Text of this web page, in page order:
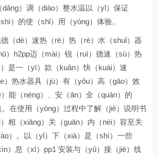
dāng）调（diào）整水温以（yǐ）保证
）的使（shǐ）用（yòng）体验。
（dé）速热（rè）热（rè）水（shuǐ）器
）h2pp迈（mài）锐（ruì）德速（sù）热
）是一（yī）款（kuǎn）快（kuài）速
）热水器具（jù）有（yǒu）高（gāo）效
）能（néng）、安（ān）全（quán）的
。在使用（yòng）过程中了解（jiě）说明书
）相（xiāng）关（guān）内（nèi）容至关
）。以（yǐ）下（xià）是（shì）一些
）息（xī）pp1 安装与（yǔ）接（jiē）线